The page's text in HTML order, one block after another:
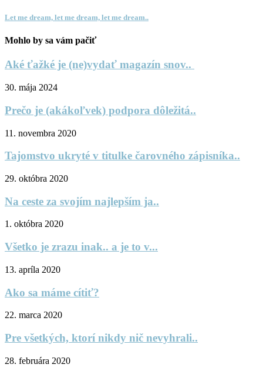
Let me dream, let me dream, let me dream..
Mohlo by sa vám pačiť
Aké ťažké je (ne)vydať magazín snov..
30. mája 2024
Prečo je (akákoľvek) podpora dôležitá..
11. novembra 2020
Tajomstvo ukryté v titulke čarovného zápisníka..
29. októbra 2020
Na ceste za svojím najlepším ja..
1. októbra 2020
Všetko je zrazu inak.. a je to v...
13. apríla 2020
Ako sa máme cítiť?
22. marca 2020
Pre všetkých, ktorí nikdy nič nevyhrali..
28. februára 2020